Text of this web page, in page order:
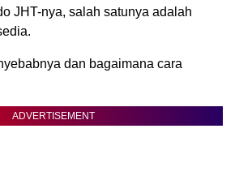
JHT-nya, salah satunya adalah
dan bagaimana cara
ADVERTISEMENT